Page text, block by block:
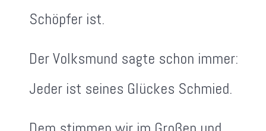
Schöpfer ist.
Der Volksmund sagte schon immer:
Jeder ist seines Glückes Schmied.